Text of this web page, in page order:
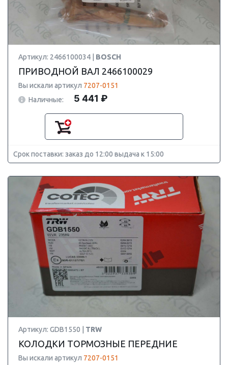
Артикул: 2466100034 | BOSCH
ПРИВОДНОЙ ВАЛ 2466100029
Вы искали артикул 7207-0151
Наличные:
5 441 ₽
Срок поставки: заказ до 12:00 выдача к 15:00
Артикул: GDB1550 | TRW
КОЛОДКИ ТОРМОЗНЫЕ ПЕРЕДНИЕ
Вы искали артикул 7207-0151